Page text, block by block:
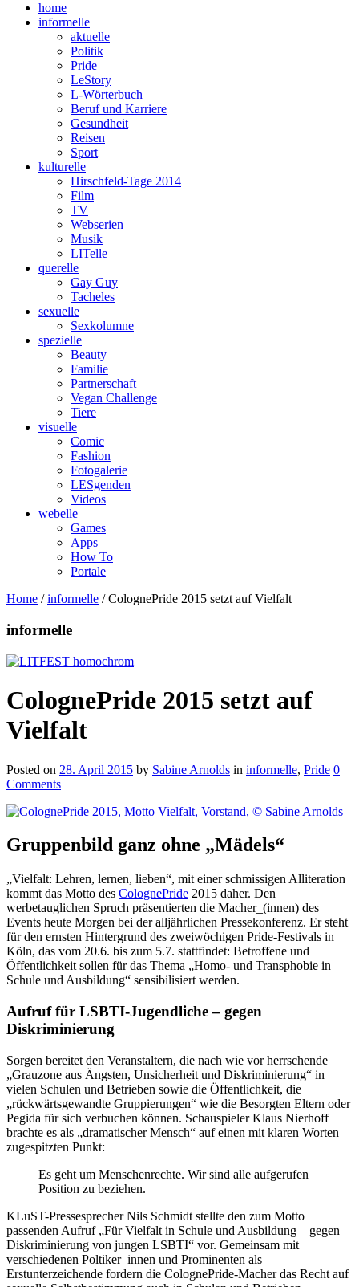
home
informelle
aktuelle
Politik
Pride
LeStory
L-Wörterbuch
Beruf und Karriere
Gesundheit
Reisen
Sport
kulturelle
Hirschfeld-Tage 2014
Film
TV
Webserien
Musik
LITelle
querelle
Gay Guy
Tacheles
sexuelle
Sexkolumne
spezielle
Beauty
Familie
Partnerschaft
Vegan Challenge
Tiere
visuelle
Comic
Fashion
Fotogalerie
LESgenden
Videos
webelle
Games
Apps
How To
Portale
Home /informelle /ColognePride 2015 setzt auf Vielfalt
informelle
ColognePride 2015 setzt auf
Vielfalt
Posted on 28. April 2015 by Sabine Arnolds in informelle, Pride 0
Comments
Gruppenbild ganz ohne „Mädels“
„Vielfalt: Lehren, lernen, lieben“, mit einer schmissigen Alliteration
kommt das Motto des ColognePride 2015 daher. Den
werbetauglichen Spruch präsentierten die Macher_(innen) des
Events heute Morgen bei der alljährlichen Pressekonferenz. Er steht
für den ernsten Hintergrund des zweiwöchigen Pride-Festivals in
Köln, das vom 20.6. bis zum 5.7. stattfindet: Betroffene und
Öffentlichkeit sollen für das Thema „Homo- und Transphobie in
Schule und Ausbildung“ sensibilisiert werden.
Aufruf für LSBTI-Jugendliche – gegen
Diskriminierung
Sorgen bereitet den Veranstaltern, die nach wie vor herrschende
„Grauzone aus Ängsten, Unsicherheit und Diskriminierung“ in
vielen Schulen und Betrieben sowie die Öffentlichkeit, die
„rückwärtsgewandte Gruppierungen“ wie die Besorgten Eltern oder
Pegida für sich verbuchen können. Schauspieler Klaus Nierhoff
brachte es als „dramatischer Mensch“ auf einen mit klaren Worten
zugespitzten Punkt:
Es geht um Menschenrechte. Wir sind alle aufgerufen
Position zu beziehen.
KLuST-Pressesprecher Nils Schmidt stellte den zum Motto
passenden Aufruf „Für Vielfalt in Schule und Ausbildung – gegen
Diskriminierung von jungen LSBTI“ vor. Gemeinsam mit
verschiedenen Poltiker_innen und Prominenten als
Erstunterzeichende fordern die ColognePride-Macher das Recht auf